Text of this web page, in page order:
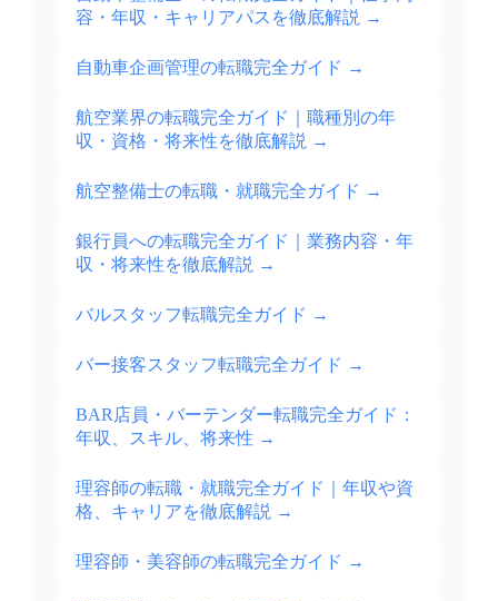
容・年収・キャリアパスを徹底解説 →
自動車企画管理の転職完全ガイド →
航空業界の転職完全ガイド｜職種別の年
収・資格・将来性を徹底解説 →
航空整備士の転職・就職完全ガイド →
銀行員への転職完全ガイド｜業務内容・年
収・将来性を徹底解説 →
バルスタッフ転職完全ガイド →
バー接客スタッフ転職完全ガイド →
BAR店員・バーテンダー転職完全ガイド：
年収、スキル、将来性 →
理容師の転職・就職完全ガイド｜年収や資
格、キャリアを徹底解説 →
理容師・美容師の転職完全ガイド →